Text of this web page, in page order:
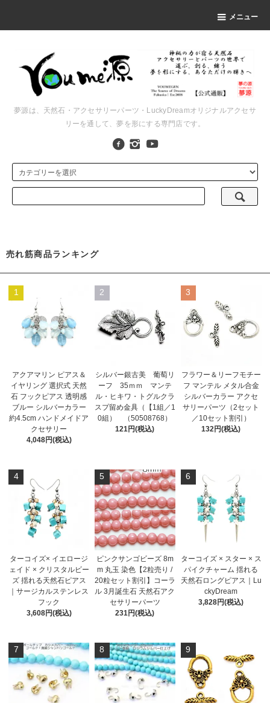
メニュー
夢源は、天然石・アクセサリーパーツ・LuckyDreamオリジナルアクセサ
リーを通して、夢を形にする専門店です。
売れ筋商品ランキング
1
アクアマリン ピアス＆
イヤリング 選択式 天然
石 フックピアス 透明感
ブルー シルバーカラー
約4.5cm ハンドメイドア
クセサリー
4,048円(税込)
2
シルバー銀古美 葡萄リ
ーフ 35ｍｍ マンテ
ル・ヒキワ・トグルクラ
スプ留め金具（【1組／1
0組） （50508768）
121円(税込)
3
フラワー＆リーフモチー
フ マンテル メタル合金
シルバーカラー アクセ
サリーパーツ（2セット
／10セット割引）
132円(税込)
4
ターコイズ× イエロージ
ェイド × クリスタルビー
ズ 揺れる天然石ピアス
｜サージカルステンレス
フック
3,608円(税込)
5
ピンクサンゴビーズ 8m
m 丸玉 染色【2粒売り /
20粒セット割引】コーラ
ル 3月誕生石 天然石アク
セサリーパーツ
231円(税込)
6
ターコイズ × スター × ス
パイクチャーム 揺れる
天然石ロングピアス｜Lu
ckyDream
3,828円(税込)
7 8 9